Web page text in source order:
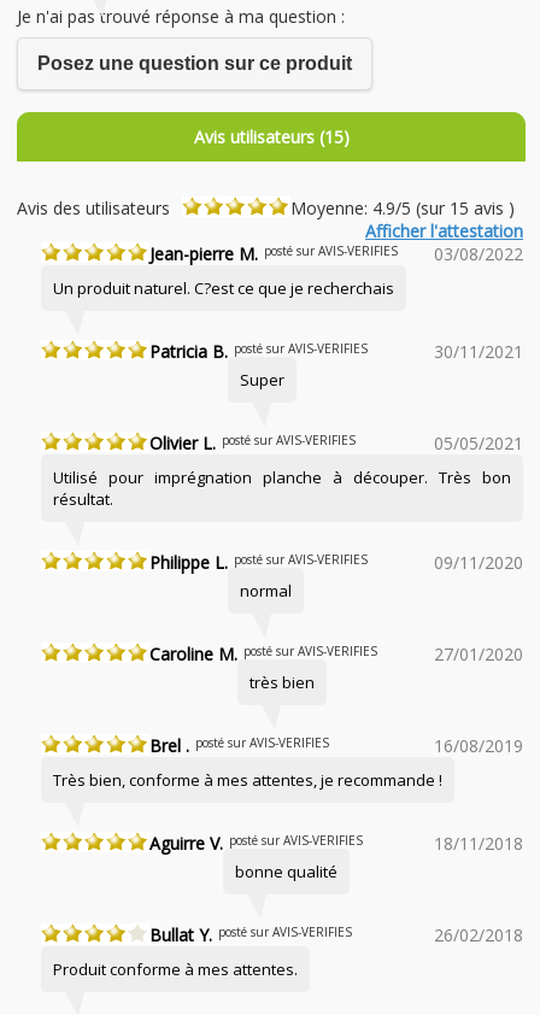
Je n'ai pas trouvé réponse à ma question :
Posez une question sur ce produit
Avis utilisateurs (15)
Avis des utilisateurs
Moyenne: 4.9/5 (sur 15 avis )
Afficher l'attestation
Jean-pierre M. posté sur AVIS-VERIFIES 03/08/2022
Un produit naturel. C?est ce que je recherchais
Patricia B. posté sur AVIS-VERIFIES 30/11/2021
Super
Olivier L. posté sur AVIS-VERIFIES 05/05/2021
Utilisé pour imprégnation planche à découper. Très bon
résultat.
Philippe L. posté sur AVIS-VERIFIES 09/11/2020
normal
Caroline M. posté sur AVIS-VERIFIES 27/01/2020
très bien
Brel . posté sur AVIS-VERIFIES 16/08/2019
Très bien, conforme à mes attentes, je recommande !
Aguirre V. posté sur AVIS-VERIFIES 18/11/2018
bonne qualité
Bullat Y. posté sur AVIS-VERIFIES 26/02/2018
Produit conforme à mes attentes.